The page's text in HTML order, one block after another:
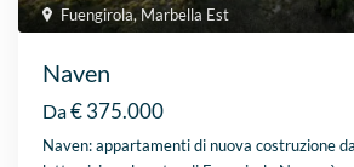
Fuengirola, Marbella Est
Naven
Da€ 375.000
Naven: appartamenti di nuova costruzione